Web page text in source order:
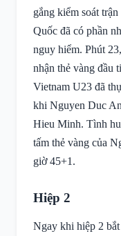
gắng kiểm soát
Quốc đã có phần
nguy hiểm. Phút
nhận thẻ vàng đầu
Vietnam U23 đã
khi Nguyen Duc
Hieu Minh. Tình
tấm thẻ vàng của
giờ 45+1.
Hiệp 2
Ngay khi hiệp 2